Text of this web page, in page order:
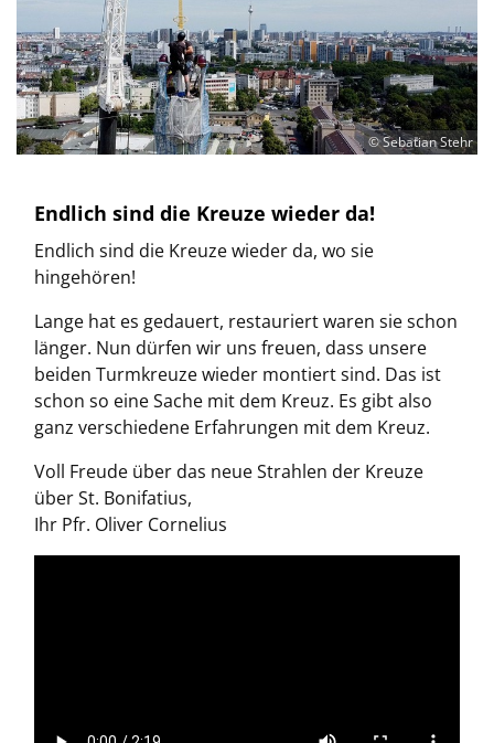
© Sebatian Stehr
Endlich sind die Kreuze wieder da!
Endlich sind die Kreuze wieder da, wo sie
hingehören!
Lange hat es gedauert, restauriert waren sie schon
länger. Nun dürfen wir uns freuen, dass unsere
beiden Turmkreuze wieder montiert sind. Das ist
schon so eine Sache mit dem Kreuz. Es gibt also
ganz verschiedene Erfahrungen mit dem Kreuz.
Voll Freude über das neue Strahlen der Kreuze
über St. Bonifatius,
Ihr Pfr. Oliver Cornelius